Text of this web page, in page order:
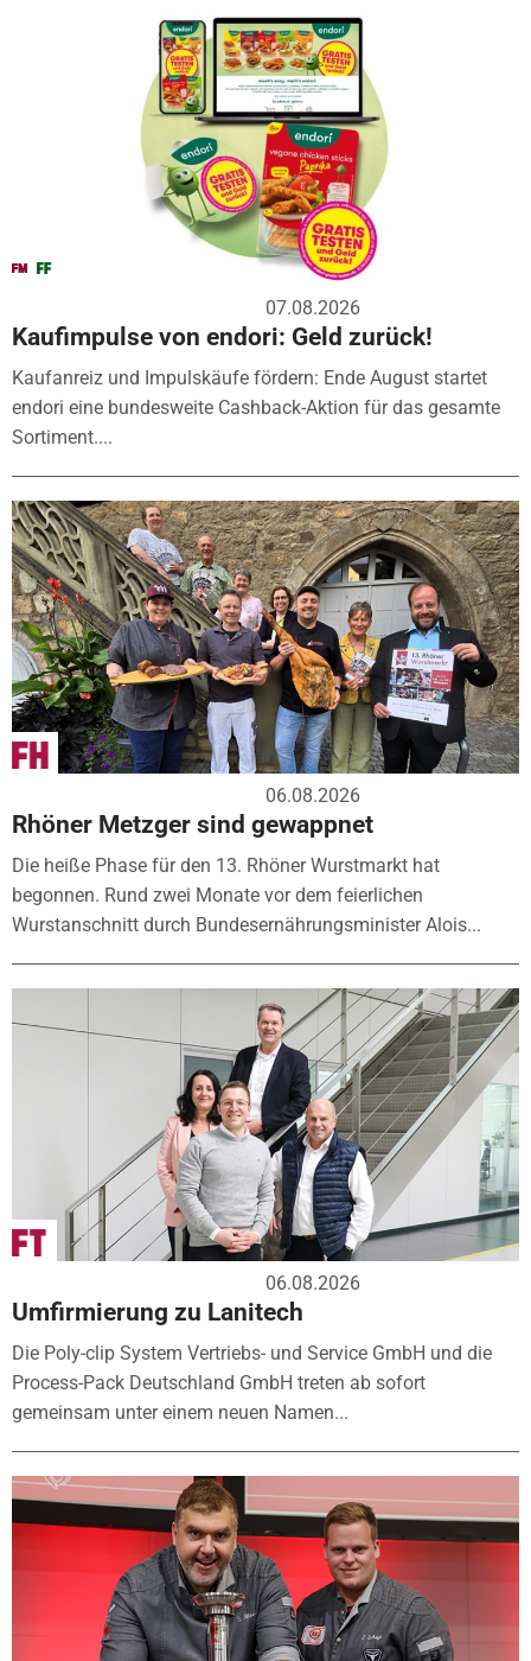
07.08.2026
Kaufimpulse von endori: Geld zurück!
Kaufanreiz und Impulskäufe fördern: Ende August startet
endori eine bundesweite Cashback-Aktion für das gesamte
Sortiment....
06.08.2026
Rhöner Metzger sind gewappnet
Die heiße Phase für den 13. Rhöner Wurstmarkt hat
begonnen. Rund zwei Monate vor dem feierlichen
Wurstanschnitt durch Bundesernährungsminister Alois...
06.08.2026
Umfirmierung zu Lanitech
Die Poly-clip System Vertriebs- und Service GmbH und die
Process-Pack Deutschland GmbH treten ab sofort
gemeinsam unter einem neuen Namen...